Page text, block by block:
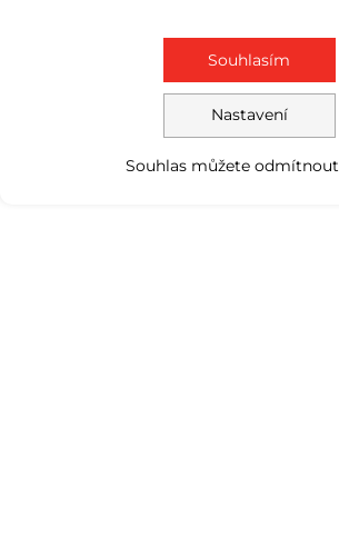
Nastavení
Souhlasím
Souhlas můžete odmítnout